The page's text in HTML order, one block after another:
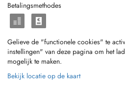
Betalingsmethodes
Gelieve de "functionele cookies" te
instellingen" van deze pagina om het
mogelijk te maken.
Bekijk locatie op de kaart